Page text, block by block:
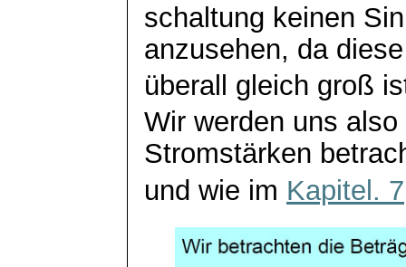
schaltung keinen
anzusehen, da
überall gleich groß
Wir werden uns
Stromstärken
und wie im Kapitel. 7